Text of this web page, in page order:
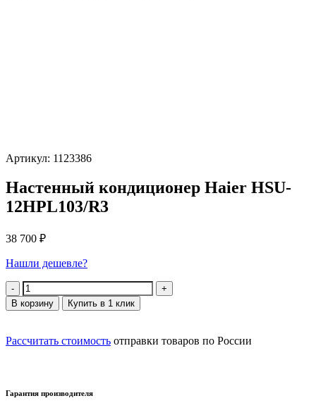
Артикул: 1123386
Настенный кондиционер Haier HSU-
12HPL103/R3
38 700 ₽
Нашли дешевле?
Количество
В корзину Купить в 1 клик
Рассчитать стоимость отправки товаров по России
Гарантия производителя